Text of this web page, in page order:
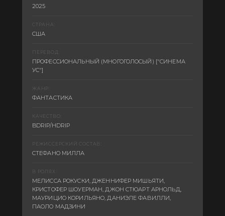
2025
СТРАНА:
США
ПЕРЕВОД:
ПРОФЕССИОНАЛЬНЫЙ (МНОГОГОЛОСЫЙ) ["СИНЕМА
УС"]
ЖАНР:
ФАНТАСТИКА
КАЧЕСТВО:
BDRIP/HDRIP
РЕЖИССЕРСКИЙ СОСТАВ:
СТЕФАНО МИЛЛА
В РОЛЯХ:
МЕЛИССА РОКУСКИ, ДЖЕННИФЕР МИШЬЯТИ,
КРИСТОФЕР ШОУЕРМАН, ДЖОН СТЮАРТ АРНОЛЬД,
МАУРИЦИО КОРИЛЬЯНО, ДАНИЭЛЕ ФАВИЛЛИ,
ПАОЛО МАДЗИНИ